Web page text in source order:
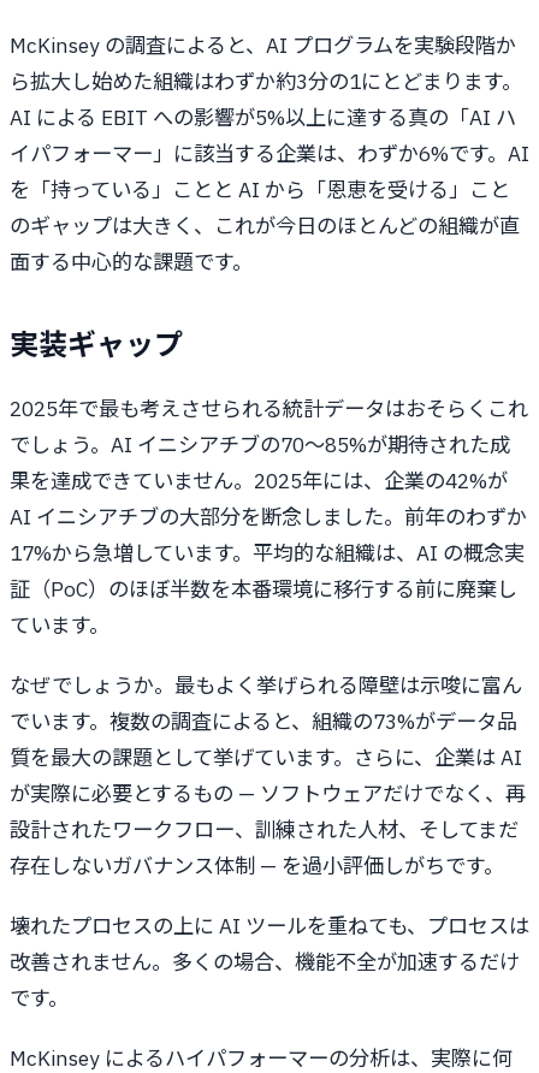
McKinsey の調査によると、AI プログラムを実験段階か
ら拡大し始めた組織はわずか約3分の1にとどまります。
AI による EBIT への影響が5%以上に達する真の「AI ハ
イパフォーマー」に該当する企業は、わずか6%です。AI
を「持っている」ことと AI から「恩恵を受ける」こと
のギャップは大きく、これが今日のほとんどの組織が直
面する中心的な課題です。
実装ギャップ
2025年で最も考えさせられる統計データはおそらくこれ
でしょう。AI イニシアチブの70～85%が期待された成
果を達成できていません。2025年には、企業の42%が
AI イニシアチブの大部分を断念しました。前年のわずか
17%から急増しています。平均的な組織は、AI の概念実
証（PoC）のほぼ半数を本番環境に移行する前に廃棄し
ています。
なぜでしょうか。最もよく挙げられる障壁は示唆に富ん
でいます。複数の調査によると、組織の73%がデータ品
質を最大の課題として挙げています。さらに、企業は AI
が実際に必要とするもの — ソフトウェアだけでなく、再
設計されたワークフロー、訓練された人材、そしてまだ
存在しないガバナンス体制 — を過小評価しがちです。
壊れたプロセスの上に AI ツールを重ねても、プロセスは
改善されません。多くの場合、機能不全が加速するだけ
です。
McKinsey によるハイパフォーマーの分析は、実際に何